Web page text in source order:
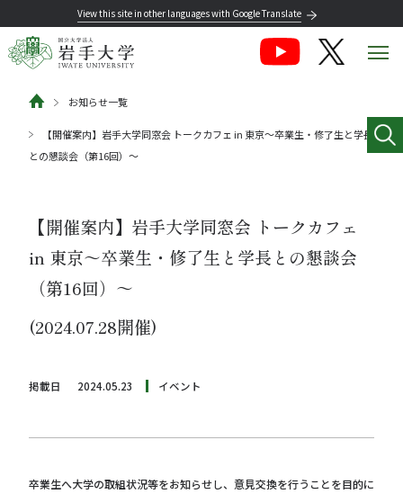
View this site in other languages with Google Translate
お知らせ一覧
【開催案内】岩手大学同窓会 トークカフェ in 東京～卒業生・修了生と学長
との懇談会（第16回）～
【開催案内】岩手大学同窓会 トークカフェ
in 東京～卒業生・修了生と学長との懇談会
（第16回）～
(2024.07.28開催)
掲載日 2024.05.23 イベント
卒業生へ大学の取組状況等をお知らせし、意見交換を行うことを目的に